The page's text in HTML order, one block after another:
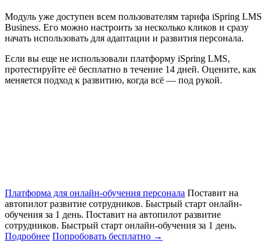
Модуль уже доступен всем пользователям тарифа iSpring LMS
Business. Его можно настроить за несколько кликов и сразу
начать использовать для адаптации и развития персонала.
Если вы еще не использовали платформу iSpring LMS,
протестируйте её бесплатно в течение 14 дней. Оцените, как
меняется подход к развитию, когда всё — под рукой.
Платформа для онлайн-обучения персонала Поставит на
автопилот развитие сотрудников. Быстрый старт онлайн‑
обучения за 1 день. Поставит на автопилот развитие
сотрудников. Быстрый старт онлайн‑обучения за 1 день.
Подробнее Попробовать бесплатно →